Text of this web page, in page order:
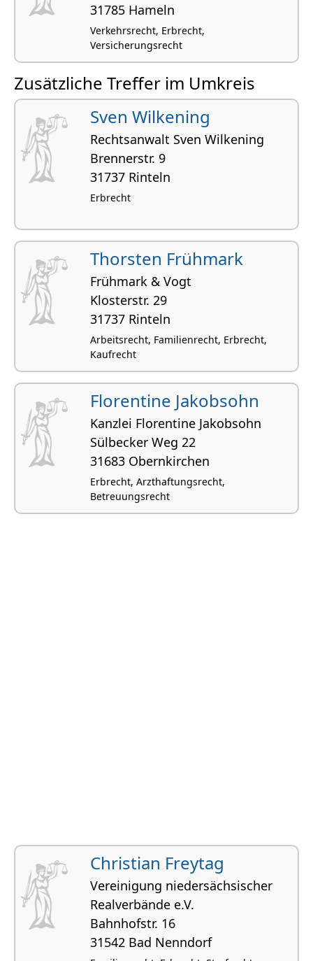
31785 Hameln
Verkehrsrecht, Erbrecht,
Versicherungsrecht
Zusätzliche Treffer im Umkreis
Sven Wilkening
Rechtsanwalt Sven Wilkening
Brennerstr. 9
31737 Rinteln
Erbrecht
Thorsten Frühmark
Frühmark & Vogt
Klosterstr. 29
31737 Rinteln
Arbeitsrecht, Familienrecht, Erbrecht,
Kaufrecht
Florentine Jakobsohn
Kanzlei Florentine Jakobsohn
Sülbecker Weg 22
31683 Obernkirchen
Erbrecht, Arzthaftungsrecht,
Betreuungsrecht
Christian Freytag
Vereinigung niedersächsischer
Realverbände e.V.
Bahnhofstr. 16
31542 Bad Nenndorf